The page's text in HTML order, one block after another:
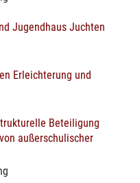
Jugendhaus Juchten
Erleichterung und
Beteiligung
außerschulischer